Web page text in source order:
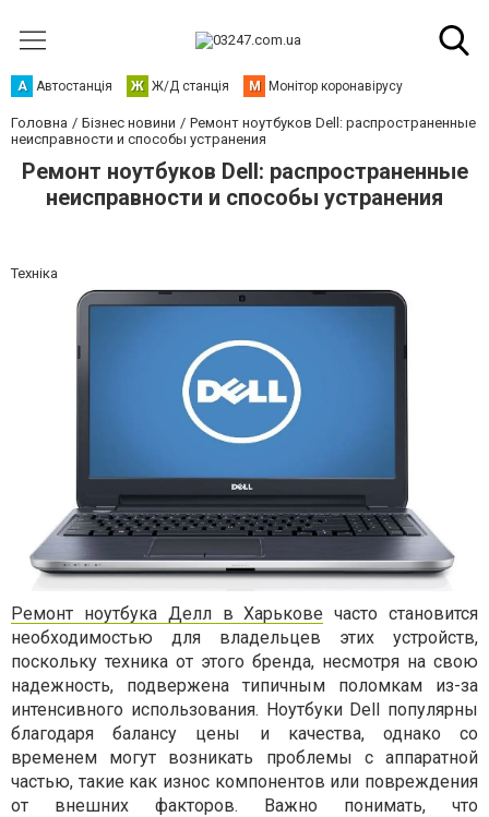
А Автостанція Ж Ж/Д станція М Монітор коронавірусу
Головна Бізнес новини
Ремонт ноутбуков Dell: распространенные
неисправности и способы устранения
Ремонт ноутбуков Dell: распространенные
неисправности и способы устранения
Техніка
Ремонт ноутбука Делл в Харькове часто становится
необходимостью для владельцев этих устройств,
поскольку техника от этого бренда, несмотря на свою
надежность, подвержена типичным поломкам из-за
интенсивного использования. Ноутбуки Dell популярны
благодаря балансу цены и качества, однако со
временем могут возникать проблемы с аппаратной
частью, такие как износ компонентов или повреждения
от внешних факторов. Важно понимать, что